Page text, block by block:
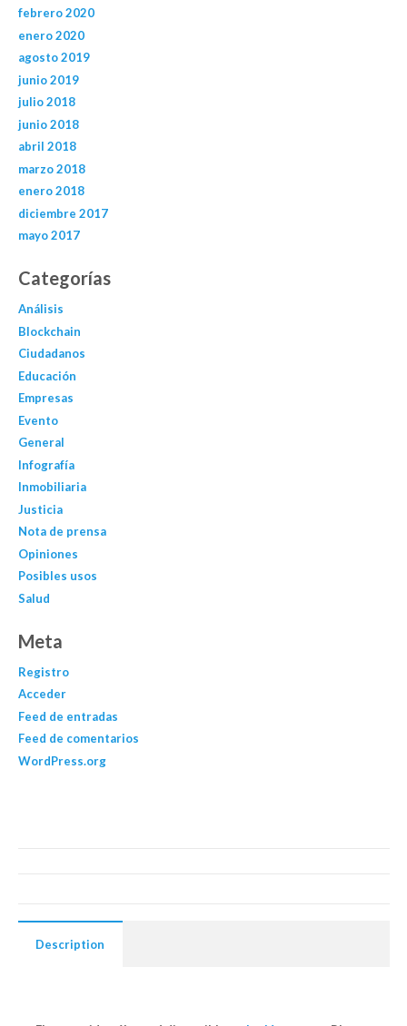
febrero 2020
enero 2020
agosto 2019
junio 2019
julio 2018
junio 2018
abril 2018
marzo 2018
enero 2018
diciembre 2017
mayo 2017
Categorías
Análisis
Blockchain
Ciudadanos
Educación
Empresas
Evento
General
Infografía
Inmobiliaria
Justicia
Nota de prensa
Opiniones
Posibles usos
Salud
Meta
Registro
Acceder
Feed de entradas
Feed de comentarios
WordPress.org
Description